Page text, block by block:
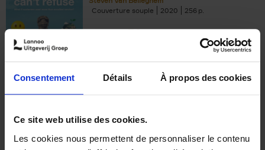
Consentement Détails À propos des cookies
Ce site web utilise des cookies.
Les cookies nous permettent de personnaliser le contenu
Couverture souple
2020 256
€37,50
Building Bonds = Building